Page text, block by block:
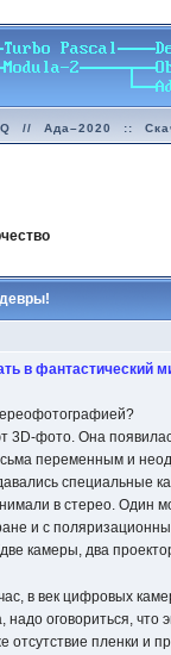
// Ада–2020 ::
в фантастический
3D-фото. Она
переменным и
специальные
в стерео. Один
и с
камеры, два
в век цифровых
надо оговориться, что
отсутствие пленки и